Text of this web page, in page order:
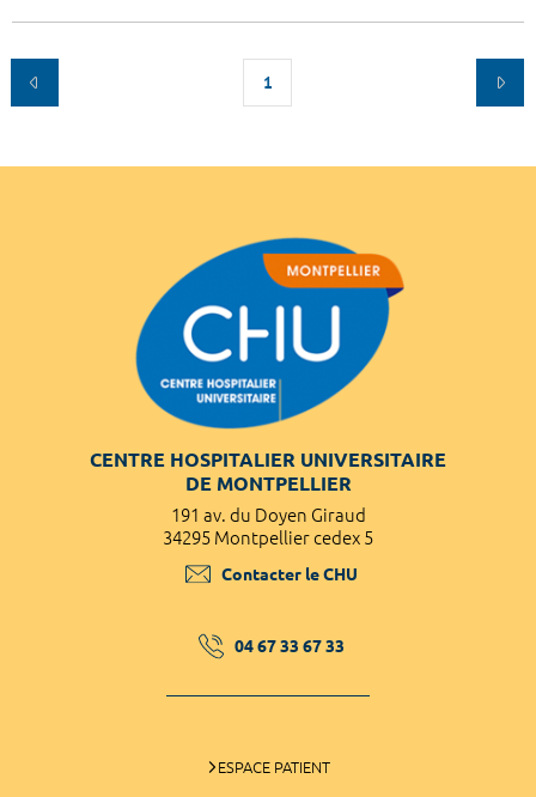
1
CENTRE HOSPITALIER UNIVERSITAIRE
DE MONTPELLIER
191 av. du Doyen Giraud
34295 Montpellier cedex 5
Contacter le CHU
04 67 33 67 33
ESPACE PATIENT